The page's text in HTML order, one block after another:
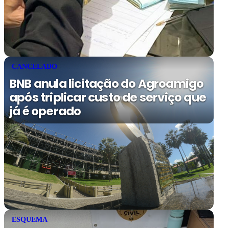
CANCELADO
BNB anula licitação do Agroamigo
após triplicar custo de serviço que
já é operado
ESQUEMA